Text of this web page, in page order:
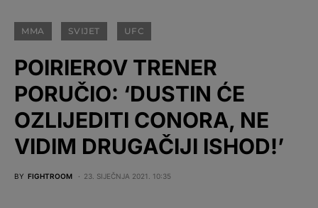
MMA SVIJET UFC
POIRIEROV TRENER
PORUČIO: ‘DUSTIN ĆE
OZLIJEDITI CONORA, NE
VIDIM DRUGAČIJI ISHOD!’
BY FIGHTROOM 23. SIJEČNJA 2021. 10:35